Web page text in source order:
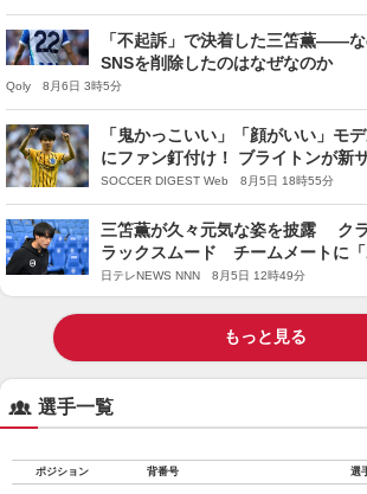
「不起訴」で決着した三笘薫——
SNSを削除したのはなぜなのか
Qoly 8月6日 3時5分
「鬼かっこいい」「顔がいい」モ
にファン釘付け！ ブライトンが新
全に着こなしてる」「残留ってこと
SOCCER DIGEST Web 8月5日 18時55分
三笘薫が久々元気な姿を披露 ク
ラックスムード チームメートに
てきたよ!」と唐突に語りはしゃぐ様
日テレNEWS NNN 8月5日 12時49分
もっと見る
選手一覧
ポジション 背番号 選